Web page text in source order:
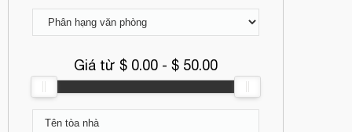
Giá từ $ 0.00 - $ 50.00